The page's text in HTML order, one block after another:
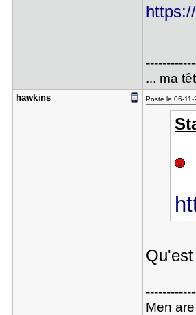
... ma
hawkins Posté le 06-
Men